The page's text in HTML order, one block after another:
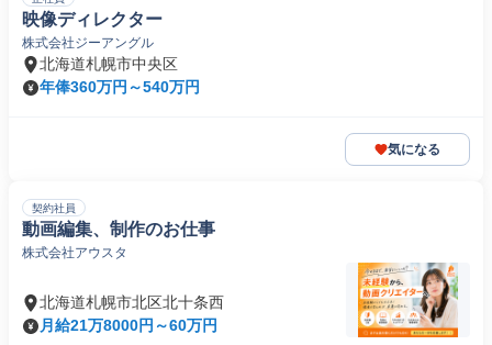
映像ディレクター
株式会社ジーアングル
北海道札幌市中央区
年俸360万円～540万円
気になる
契約社員
動画編集、制作のお仕事
株式会社アウスタ
北海道札幌市北区北十条西
月給21万8000円～60万円